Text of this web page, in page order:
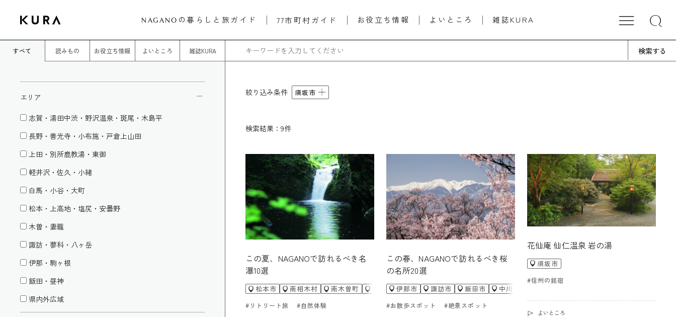
NAGANO の暮らしと旅ガイド 77市町村ガイド お役立ち情報 よいところ 雑誌KURA
すべて 読みもの お役立ち情報 よいところ 雑誌KURA
エリア
志賀・湯田中渋・野沢温泉・斑尾・木島平
長野・善光寺・小布施・戸倉上山田
上田・別所鹿教湯・東御
軽井沢・佐久・小緒
白馬・小谷・大町
松本・上高地・塩尻・安曇野
木曽・妻籠
諏訪・蓼科・八ヶ岳
伊那・駒ヶ根
飯田・昼神
県内外広域
検索する
絞り込み条件 須坂市
検索結果：9件
この夏、NAGANOで訪れるべき名
瀑10選
松本市 南相木村 南木曽町 木曽町 王滝村 栄村 軽井沢町 須坂市
#リトリート旅 #自然体験
この春、NAGANOで訪れるべき桜
の名所20選
伊那市 諏訪市 飯田市 中川村
#お散歩スポット #絶景スポット
花仙庵 仙仁温泉 岩の湯
須坂市
#信州の銘宿
よいところ